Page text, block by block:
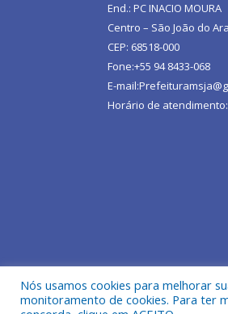
End.: PC INACIO MOURA
Centro – São João do
CEP: 68518-000
Fone:+55 94 8433-068
E-
Horário de atendimento:
Todos os direitos
Nós usamos cookies para melhorar
monitoramento de cookies. Para ter